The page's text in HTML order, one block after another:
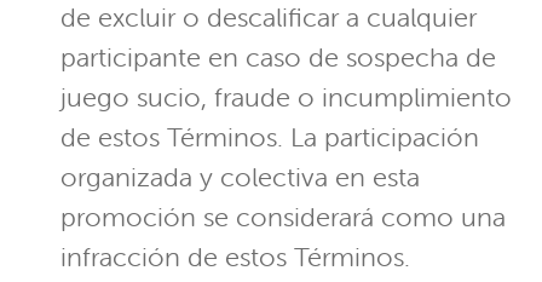
de excluir o descalificar a cualquier
participante en caso de sospecha de
juego sucio, fraude o incumplimiento
de estos Términos. La participación
organizada y colectiva en esta
promoción se considerará como una
infracción de estos Términos.